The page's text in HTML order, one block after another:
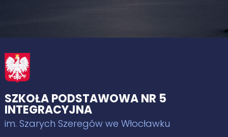
SZKOŁA PODSTAWOWA NR 5
INTEGRACYJNA
im. Szarych Szeregów we Włocławku